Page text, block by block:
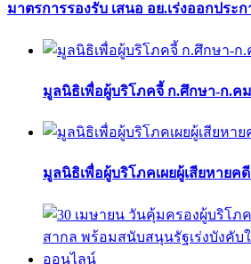
มาตรการรองรับ เสนอ อย.เร่งออกปร
มูลนิธิเพื่อผู้บริโภคจี้ ก.ศึกษา-ก.ค
มูลนิธิเพื่อผู้บริโภคเผยผู้เสียหาย